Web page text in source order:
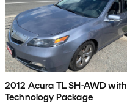
2012 Acura TL SH-AWD with
Technology Package